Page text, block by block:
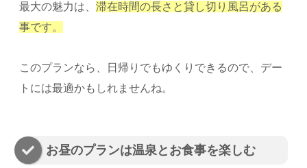
最大の魅力は、滞在時間の長さと貸し切り風呂がある
事です。
このプランなら、日帰りでもゆくりできるので、デー
トには最適かもしれませんね。
お昼のプランは温泉とお食事を楽しむ